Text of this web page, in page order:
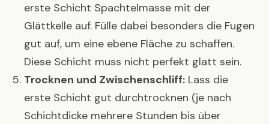
erste Schicht Spachtelmasse mit der
Glättkelle auf. Fülle dabei besonders die Fugen
gut auf, um eine ebene Fläche zu schaffen.
Diese Schicht muss nicht perfekt glatt sein.
Trocknen und Zwischenschliff: Lass die
erste Schicht gut durchtrocknen (je nach
Schichtdicke mehrere Stunden bis über